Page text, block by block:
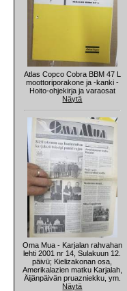
Atlas Copco Cobra BBM 47 L
moottoriporakone ja -kanki -
Hoito-ohjekirja ja varaosat
Näytä
Oma Mua - Karjalan rahvahan
lehti 2001 nr 14, Sulakuun 12.
päivü; Kielizakonan osa,
Amerikalazien matku Karjalah,
Äijänpäivän pruazniekku, ym.
Näytä